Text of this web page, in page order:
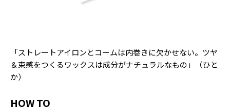
「ストレートアイロンとコームは内巻きに欠かせない。ツヤ
＆束感をつくるワックスは成分がナチュラルなもの」（ひと
か）
HOW TO